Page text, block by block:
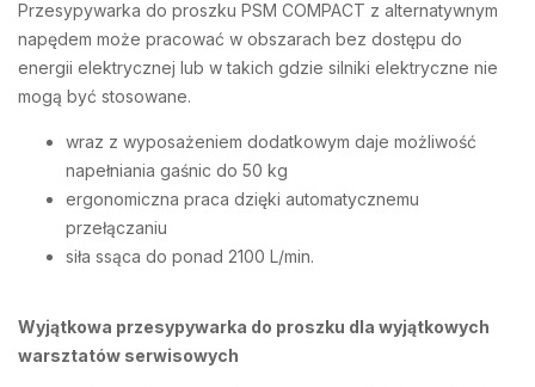
Przesypywarka do proszku PSM COMPACT z alternatywnym
napędem może pracować w obszarach bez dostępu do
energii elektrycznej lub w takich gdzie silniki elektryczne nie
mogą być stosowane.
wraz z wyposażeniem dodatkowym daje możliwość
napełniania gaśnic do 50 kg
ergonomiczna praca dzięki automatycznemu
przełączaniu
siła ssąca do ponad 2100 L/min.
Wyjątkowa przesypywarka do proszku dla wyjątkowych
warsztatów serwisowych